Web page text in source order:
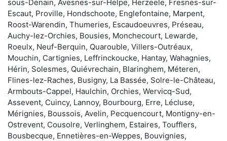
sous-Denain, Avesnes-sur-Helpe, Herzeele, Fresnes-sur-
Escaut, Proville, Hondschoote, Englefontaine, Marpent,
Roost-Warendin, Thumeries, Escaudoeuvres, Préseau,
Auchy-lez-Orchies, Bousies, Monchecourt, Lewarde,
Roeulx, Neuf-Berquin, Quarouble, Villers-Outréaux,
Mouchin, Cartignies, Leffrinckoucke, Hantay, Wahagnies,
Hérin, Solesmes, Quiévrechain, Blaringhem, Méteren,
Flines-lez-Raches, Busigny, La Bassée, Solre-le-Château,
Armbouts-Cappel, Haulchin, Orchies, Wervicq-Sud,
Assevent, Cuincy, Lannoy, Bourbourg, Erre, Lécluse,
Mérignies, Boussois, Avelin, Pecquencourt, Montigny-en-
Ostrevent, Cousolre, Verlinghem, Estaires, Toufflers,
Bousbecque, Ennetières-en-Weppes, Bouvignies,